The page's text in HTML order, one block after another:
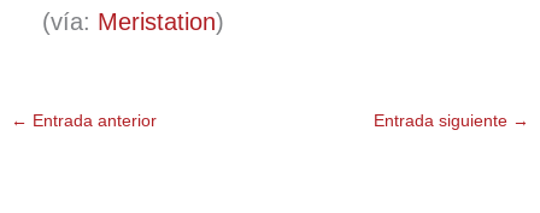
(vía: Meristation)
← Entrada anterior Entrada siguiente →